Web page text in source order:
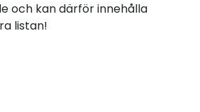
och kan därför innehålla
listan!